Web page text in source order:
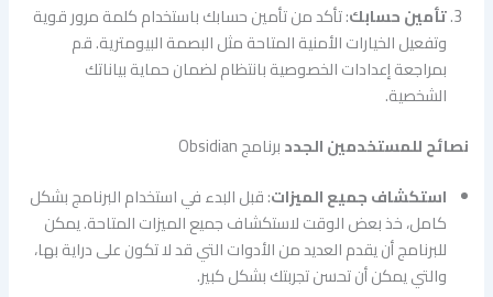
تأمين حسابك: تأكد من تأمين حسابك باستخدام كلمة مرور قوية
وتفعيل الخيارات الأمنية المتاحة مثل البصمة البيومترية. قم
بمراجعة إعدادات الخصوصية بانتظام لضمان حماية بياناتك
الشخصية.
نصائح للمستخدمين الجددبرنامج Obsidian
استكشاف جميع الميزات: قبل البدء في استخدام البرنامج بشكل
كامل، خذ بعض الوقت لاستكشاف جميع الميزات المتاحة. يمكن
للبرنامج أن يقدم العديد من الأدوات التي قد لا تكون على دراية بها،
والتي يمكن أن تحسن تجربتك بشكل كبير.